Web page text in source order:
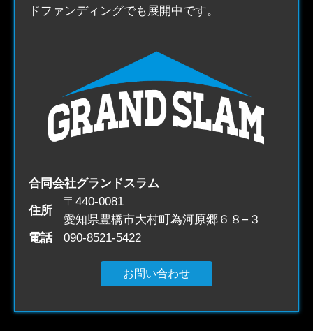
ドファンディングでも展開中です。
合同会社グランドスラム
住所
〒440-0081
愛知県豊橋市大村町為河原郷６８−３
電話
090-8521-5422
お問い合わせ